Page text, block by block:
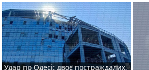
Удар по Одесі: двоє постраждалих,